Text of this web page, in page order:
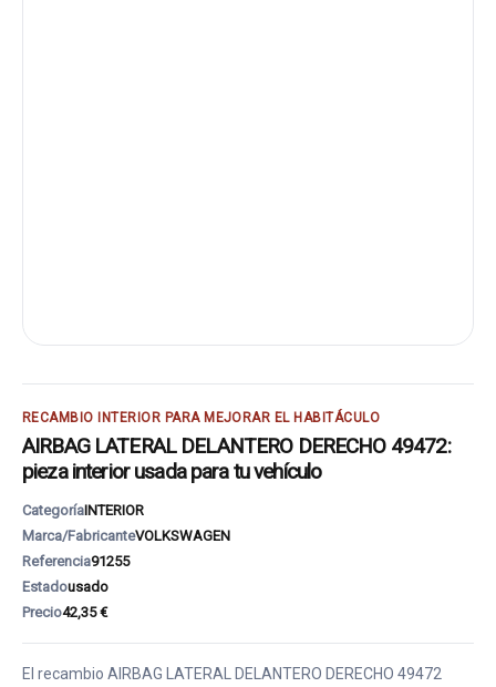
RECAMBIO INTERIOR PARA MEJORAR EL HABITÁCULO
AIRBAG LATERAL DELANTERO DERECHO 49472:
pieza interior usada para tu vehículo
CategoríaINTERIOR
Marca/FabricanteVOLKSWAGEN
Referencia91255
Estadousado
Precio42,35 €
El recambio AIRBAG LATERAL DELANTERO DERECHO 49472